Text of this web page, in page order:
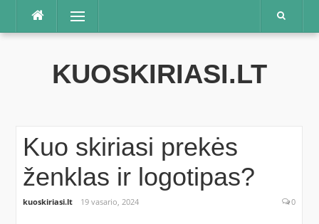
Praleisti
Meniu
KUOSKIRIASI.LT
Kuo skiriasi prekės
ženklas ir logotipas?
kuoskiriasi.lt 19 vasario, 2024 0